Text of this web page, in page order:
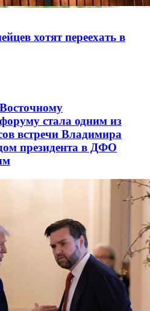
хотят переехать в
стала одним из
встречи Владимира
президента в ДФО